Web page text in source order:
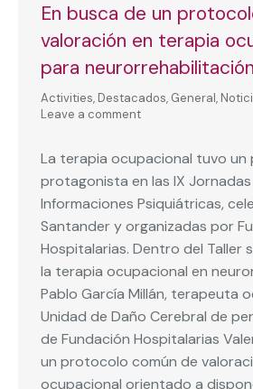
En busca de un
valoración en terapia
para neurorrehabilitación
Activities, Destacados, General,
Leave a comment
La terapia ocupacional tuvo un
protagonista en las IX
Informaciones Psiquiátricas,
Santander y organizadas por
Hospitalarias. Dentro del Taller
la terapia ocupacional en
Pablo García Millán, terapeuta
Unidad de Daño Cerebral de
de Fundación Hospitalarias
un protocolo común de
ocupacional orientado a